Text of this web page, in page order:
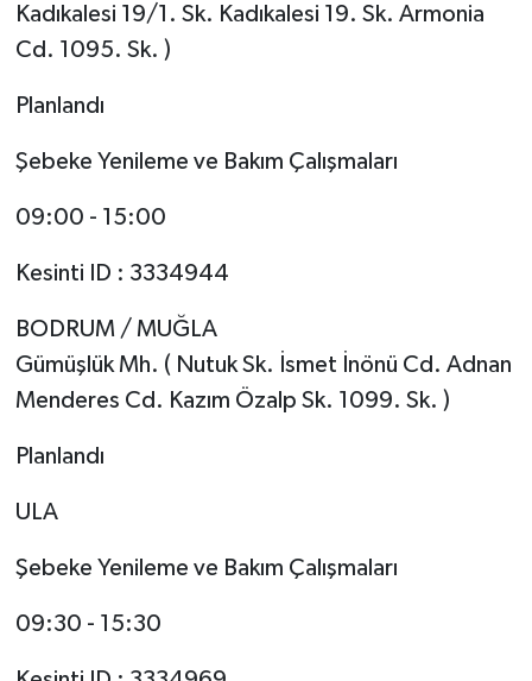
Kadıkalesi 19/1. Sk. Kadıkalesi 19. Sk. Armonia
Cd. 1095. Sk. )
Planlandı
Şebeke Yenileme ve Bakım Çalışmaları
09:00 - 15:00
Kesinti ID : 3334944
BODRUM / MUĞLA
Gümüşlük Mh. ( Nutuk Sk. İsmet İnönü Cd. Adnan
Menderes Cd. Kazım Özalp Sk. 1099. Sk. )
Planlandı
ULA
Şebeke Yenileme ve Bakım Çalışmaları
09:30 - 15:30